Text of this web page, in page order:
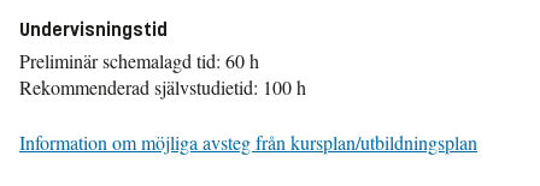
Undervisningstid
Preliminär schemalagd tid: 60 h
Rekommenderad självstudietid: 100 h
Information om möjliga avsteg från kursplan/utbildningsplan